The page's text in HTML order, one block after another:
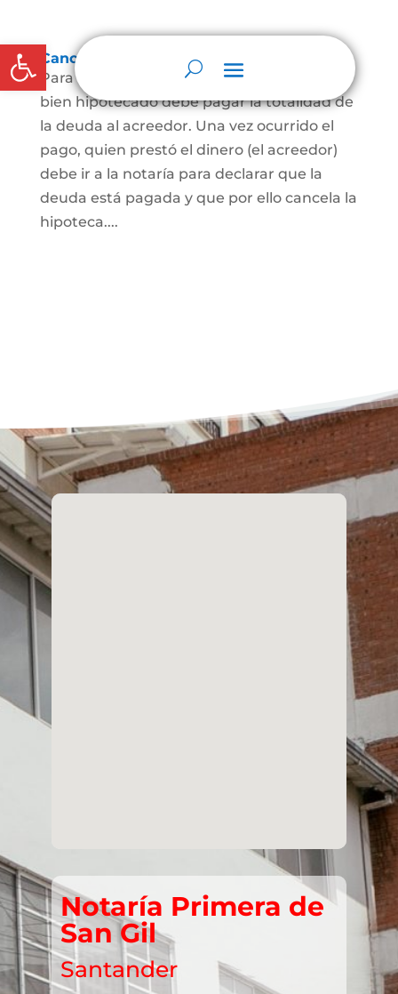
Abrir barra de herramientas
Cancelación de Hipoteca
Para cancelar una hipoteca, el dueño del
bien hipotecado debe pagar la totalidad de
la deuda al acreedor. Una vez ocurrido el
pago, quien prestó el dinero (el acreedor)
debe ir a la notaría para declarar que la
deuda está pagada y que por ello cancela la
hipoteca....
Notaría Primera de
San Gil
Santander